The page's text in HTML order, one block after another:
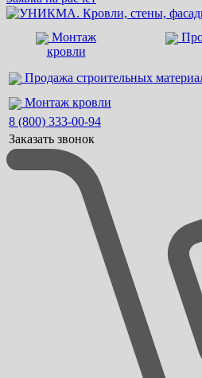
Монтаж
кровли
Продажа строительных
Монтаж кровли
8 (800) 333-00-94
Заказать звонок